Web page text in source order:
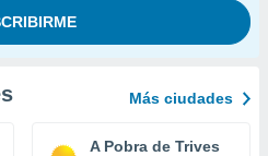
Más ciudades
A Pobra de Trives